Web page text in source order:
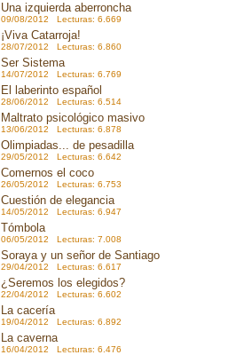
Una izquierda aberroncha
09/08/2012 Lecturas: 6.669
¡Viva Catarroja!
28/07/2012 Lecturas: 6.860
Ser Sistema
14/07/2012 Lecturas: 6.769
El laberinto español
28/06/2012 Lecturas: 6.514
Maltrato psicológico masivo
13/06/2012 Lecturas: 6.878
Olimpiadas... de pesadilla
29/05/2012 Lecturas: 6.642
Comernos el coco
26/05/2012 Lecturas: 6.753
Cuestión de elegancia
14/05/2012 Lecturas: 6.947
Tómbola
06/05/2012 Lecturas: 7.008
Soraya y un señor de Santiago
29/04/2012 Lecturas: 6.617
¿Seremos los elegidos?
22/04/2012 Lecturas: 6.602
La cacería
19/04/2012 Lecturas: 6.892
La caverna
16/04/2012 Lecturas: 6.476